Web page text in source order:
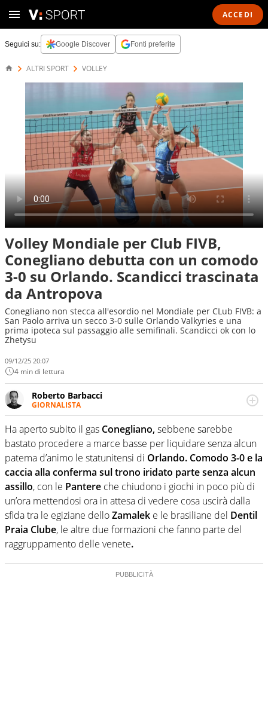
ACCEDI
Seguici su: Google Discover Fonti preferite
ALTRI SPORT VOLLEY
Volley Mondiale per Club FIVB,
Conegliano debutta con un comodo
3-0 su Orlando. Scandicci trascinata
da Antropova
Conegliano non stecca all'esordio nel Mondiale per CLub FIVB: a
San Paolo arriva un secco 3-0 sulle Orlando Valkyries e una
prima ipoteca sul passaggio alle semifinali. Scandicci ok con lo
Zhetysu
09/12/25 20:07
4 min di lettura
Roberto Barbacci
GIORNALISTA
Giornalista (pubblicista) sportivo a tutto campo, è il
tuttologo di Virgilio Sport. Provate a chiedergli di boxe, di
scherma, di volley o di curling: ve ne farà innamorare
Ha aperto subito il gas Conegliano,sebbene sarebbe
bastato procedere a marce basse per liquidare senza alcun
patema d’animo le statunitensi di Orlando. Comodo 3-0 e la
caccia alla conferma sul trono iridato parte senza alcun
assillo, con le Pantere che chiudono i giochi in poco più di
un’ora mettendosi ora in attesa di vedere cosa uscirà dalla
sfida tra le egiziane delloZamalek e le brasiliane del Dentil
Praia Clube, le altre due formazioni che fanno parte del
raggruppamento delle venete.